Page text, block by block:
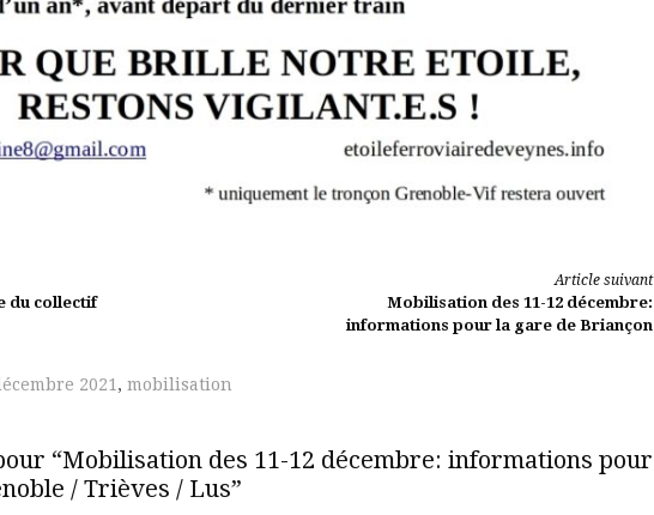
du collectif
Article suivant
Mobilisation des 11-12 décembre:
informations pour la gare de Briançon
2021 , mobilisation
“Mobilisation des 11-12 décembre: informations pour
/ Trièves / Lus”